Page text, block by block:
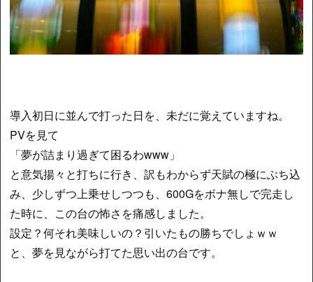
導入初日に並んで打った日を、未だに覚えていますね。
PVを見て
「夢が詰まり過ぎて困るわwww」
と意気揚々と打ちに行き、訳もわからず天賦の極にぶち込
み、少しずつ上乗せしつつも、600Gをボナ無しで完走し
た時に、この台の怖さを痛感しました。
設定？何それ美味しいの？引いたもの勝ちでしょｗｗ
と、夢を見ながら打てた思い出の台です。